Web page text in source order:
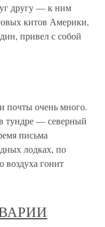
другу — к ним
китов Америки,
привел с собой
почты очень много.
тундре — северный
письма
лодках, по
воздуха гонит